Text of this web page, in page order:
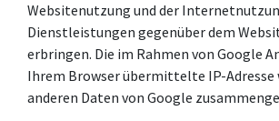
Websitenutzung und der
Dienstleistungen gegenüber dem
erbringen. Die im Rahmen von Google
Ihrem Browser übermittelte IP-
anderen Daten von Google